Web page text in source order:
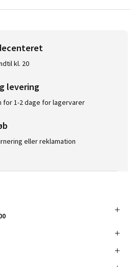
kl. 20
levering
for 1-2 dage for lagervarer
eller reklamation